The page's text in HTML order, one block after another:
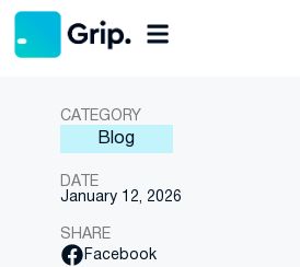
CATEGORY
Blog
DATE
January 12, 2026
SHARE
Facebook